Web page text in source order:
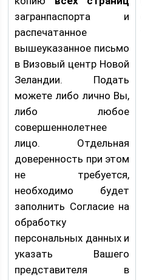
загранпаспорта и
распечатанное
вышеуказанное письмо
в Визовый центр Новой
Зеландии. Подать
можете либо лично Вы,
либо любое
совершеннолетнее
лицо. Отдельная
доверенность при этом
не требуется,
необходимо будет
заполнить Согласие на
обработку
персональных данных и
указать Вашего
представителя в